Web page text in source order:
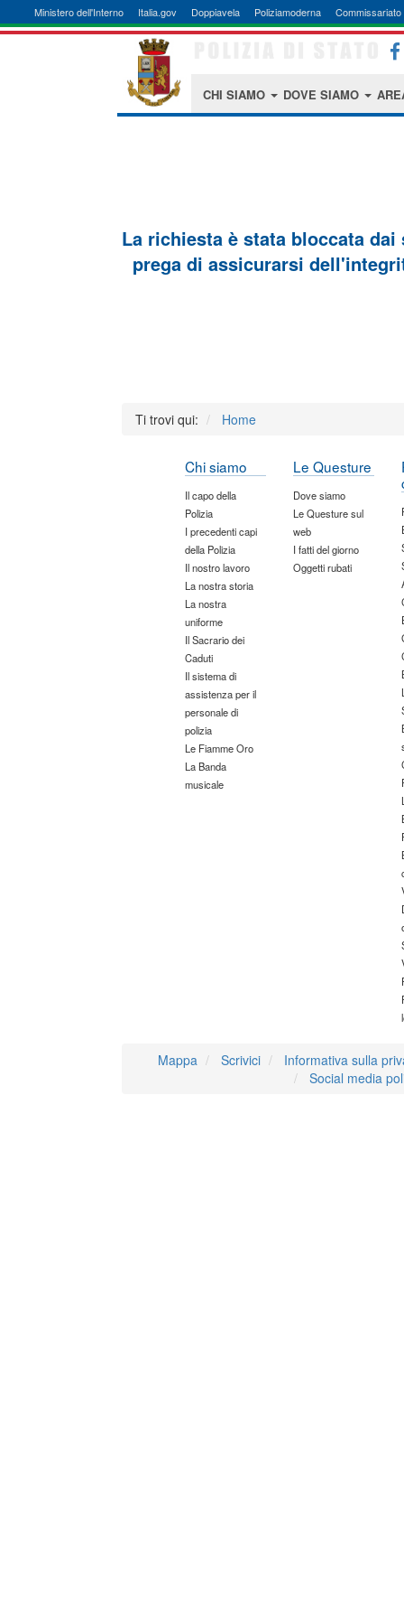
Ministero dell'Interno Italia.gov Doppiavela Poliziamoderna Commissariato
CHI SIAMO DOVE SIAMO
La richiesta è stata bloccata
prega di assicurarsi
Ti trovi qui: Home
Chi siamo
Il capo della
Polizia
I precedenti capi
della Polizia
Il nostro lavoro
La nostra storia
La nostra
uniforme
Il Sacrario dei
Caduti
Il sistema di
assistenza per il
personale di
polizia
Le Fiamme Oro
La Banda
musicale
Le Questure
Dove siamo
Le Questure sul
web
I fatti del giorno
Oggetti rubati
Mappa Scrivici
Informativa sulla
Social media